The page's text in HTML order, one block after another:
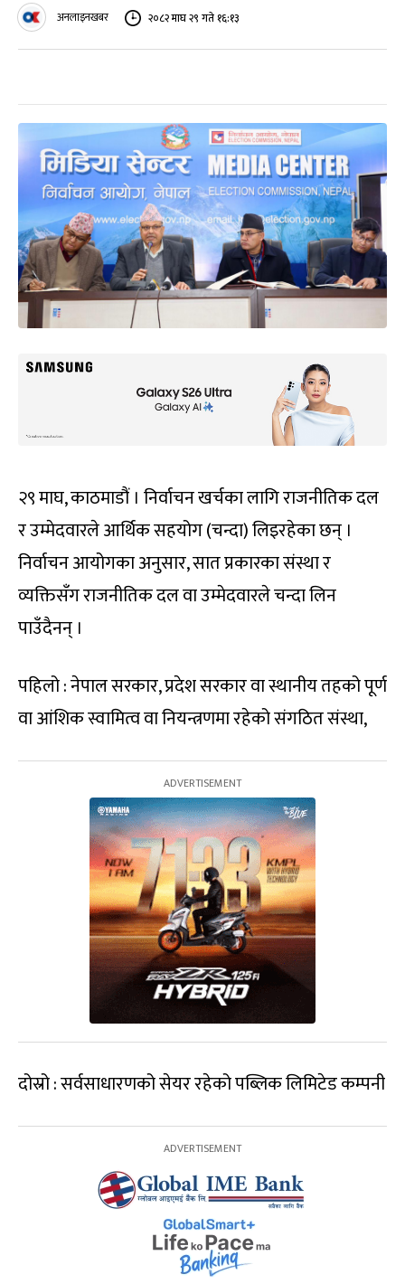
अनलाइनखबर २०८२ माघ २९ गते १६:१३
२९ माघ, काठमाडौं । निर्वाचन खर्चका लागि राजनीतिक दल
र उम्मेदवारले आर्थिक सहयोग (चन्दा) लिइरहेका छन् ।
निर्वाचन आयोगका अनुसार, सात प्रकारका संस्था र
व्यक्तिसँग राजनीतिक दल वा उम्मेदवारले चन्दा लिन
पाउँदैनन् ।
पहिलो : नेपाल सरकार, प्रदेश सरकार वा स्थानीय तहको पूर्ण
वा आंशिक स्वामित्व वा नियन्त्रणमा रहेको संगठित संस्था,
दोस्रो : सर्वसाधारणको सेयर रहेको पब्लिक लिमिटेड कम्पनी